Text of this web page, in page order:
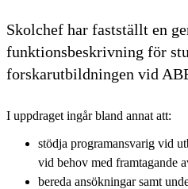
Skolchef har fastställt en
funktionsbeskrivning för
forskarutbildningen vid
I uppdraget ingår bland annat att:
stödja programansvarig vid
vid behov med framtagande
bereda ansökningar samt